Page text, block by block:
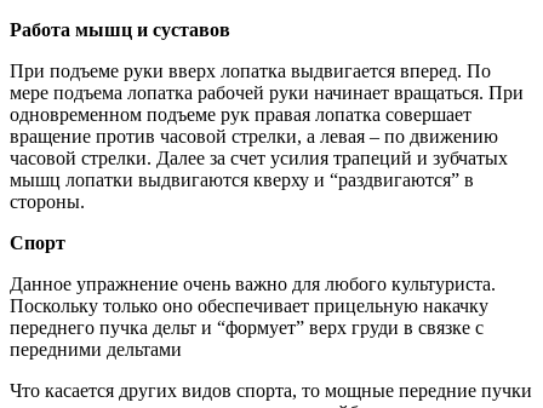
Работа мышц и суставов
При подъеме руки вверх лопатка выдвигается вперед. По
мере подъема лопатка рабочей руки начинает вращаться. При
одновременном подъеме рук правая лопатка совершает
вращение против часовой стрелки, а левая – по движению
часовой стрелки. Далее за счет усилия трапеций и зубчатых
мышц лопатки выдвигаются кверху и “раздвигаются” в
стороны.
Спорт
Данное упражнение очень важно для любого культуриста.
Поскольку только оно обеспечивает прицельную накачку
переднего пучка дельт и “формует” верх груди в связке с
передними дельтами
Что касается других видов спорта, то мощные передние пучки